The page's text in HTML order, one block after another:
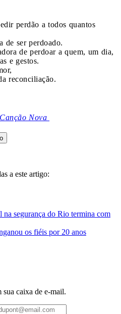
perdão a todos quantos
de ser perdoado.
de perdoar a quem, um dia,
e gestos.
reconciliação.
Canção Nova
a este artigo:
na segurança do Rio termina com
os fiéis por 20 anos
sua caixa de e-mail.